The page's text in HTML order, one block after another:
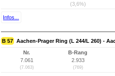
(3,6%)
Infos...
B 57 Aachen-Prager Ring (L 244/L 260) -
Nr.
7.061
(7.063)
B-Rang
2.933
(769)